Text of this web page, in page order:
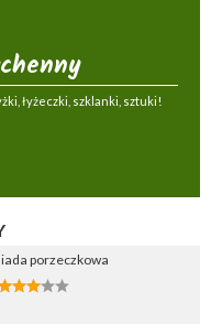
łyżeczki, szklanki, sztuki!
porzeczkowa